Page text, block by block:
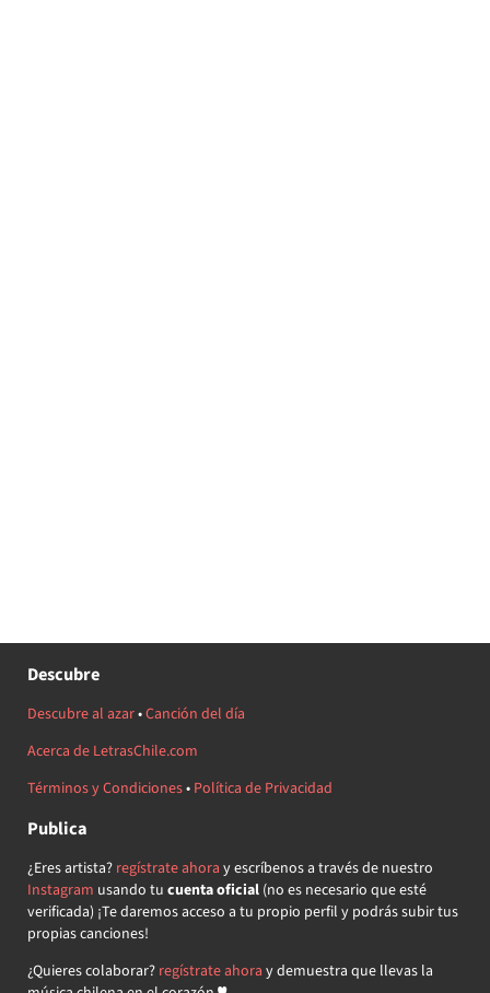
Descubre
Descubre al azar•Canción del día
Acerca de LetrasChile.com
Términos y Condiciones• Política de Privacidad
Publica
¿Eres artista? regístrate ahora y escríbenos a través de nuestro
Instagram usando tu cuenta oficial(no es necesario que esté
verificada) ¡Te daremos acceso a tu propio perfil y podrás subir tus
propias canciones!
¿Quieres colaborar? regístrate ahora y demuestra que llevas la